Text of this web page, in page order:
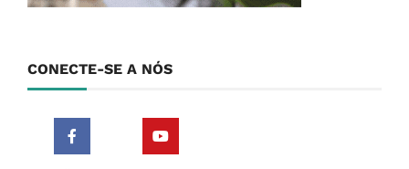
CONECTE-SE A NÓS